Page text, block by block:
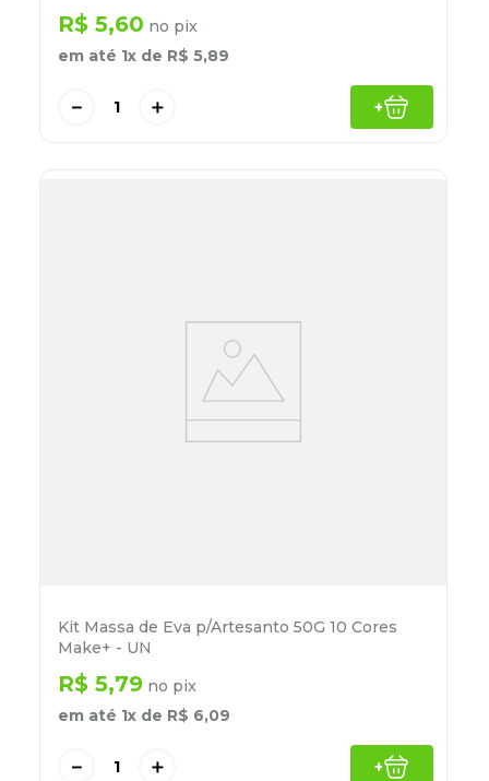
R$ 5,60 no pix
em até 1x de R$ 5,89
＋
－ +
Kit Massa de Eva p/Artesanto 50G 10 Cores
Make+ - UN
R$ 5,79 no pix
em até 1x de R$ 6,09
＋
－ +